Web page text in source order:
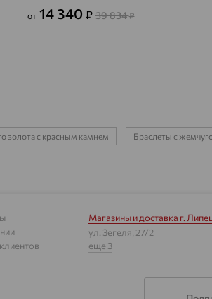
от 14 340 ₽ 39 834₽
золота с красным камнем Браслеты с
Магазины и доставка г.
ул. Зегеля, 27/2
еще 3